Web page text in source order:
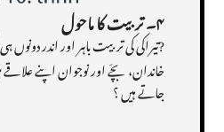
۴۔ تربیت کا ماحول
?تیراکی کی تربیت باہر اور اندر
خاندان، بچّے اور نوجوان اپنے
جاتے ہیں ؟